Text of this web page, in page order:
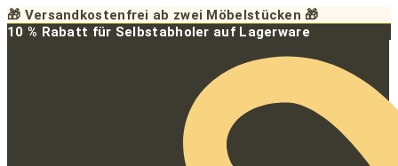
Zum
Inhalt
🎁 Versandkostenfrei ab zwei Möbelstücken 🎁
10 % Rabatt für Selbstabholer auf Lagerware